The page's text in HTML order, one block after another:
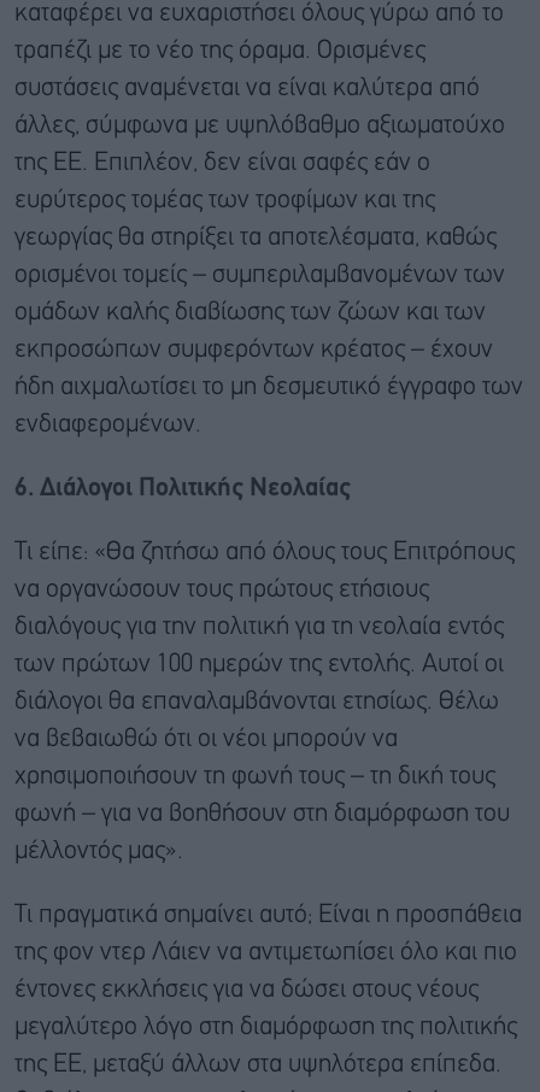
καταφέρει να ευχαριστήσει όλους γύρω από το
τραπέζι με το νέο της όραμα. Ορισμένες
συστάσεις αναμένεται να είναι καλύτερα από
άλλες, σύμφωνα με υψηλόβαθμο αξιωματούχο
της ΕΕ. Επιπλέον, δεν είναι σαφές εάν ο
ευρύτερος τομέας των τροφίμων και της
γεωργίας θα στηρίξει τα αποτελέσματα, καθώς
ορισμένοι τομείς – συμπεριλαμβανομένων των
ομάδων καλής διαβίωσης των ζώων και των
εκπροσώπων συμφερόντων κρέατος – έχουν
ήδη αιχμαλωτίσει το μη δεσμευτικό έγγραφο των
ενδιαφερομένων.
6. Διάλογοι Πολιτικής Νεολαίας
Τι είπε: «Θα ζητήσω από όλους τους Επιτρόπους
να οργανώσουν τους πρώτους ετήσιους
διαλόγους για την πολιτική για τη νεολαία εντός
των πρώτων 100 ημερών της εντολής. Αυτοί οι
διάλογοι θα επαναλαμβάνονται ετησίως. Θέλω
να βεβαιωθώ ότι οι νέοι μπορούν να
χρησιμοποιήσουν τη φωνή τους – τη δική τους
φωνή – για να βοηθήσουν στη διαμόρφωση του
μέλλοντός μας».
Τι πραγματικά σημαίνει αυτό; Είναι η προσπάθεια
της φον ντερ Λάιεν να αντιμετωπίσει όλο και πιο
έντονες εκκλήσεις για να δώσει στους νέους
μεγαλύτερο λόγο στη διαμόρφωση της πολιτικής
της ΕΕ, μεταξύ άλλων στα υψηλότερα επίπεδα.